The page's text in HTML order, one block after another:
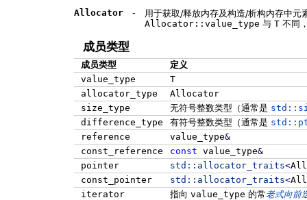
Allocator -
用于获取/释放内存及构造/析构内存中元
Allocator::value_type 与 T 不同
成员类型
成员类型
定义
value_type
T
allocator_type
Allocator
size_type
无符号整数类型（通常是
difference_type
有符号整数类型（通常是
reference
value_type&
const_reference
const value_type&
pointer
std:: allocator_traits<
const_pointer
std:: allocator_traits<
iterator
指向 value_type 的常老式向前